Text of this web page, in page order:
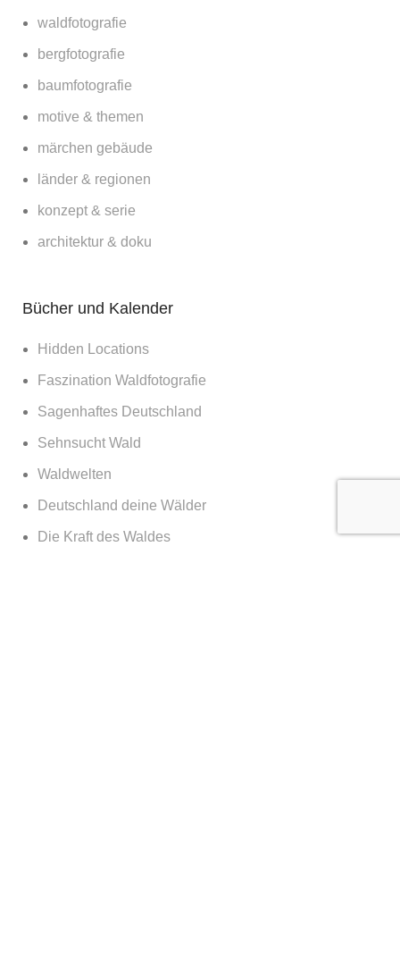
waldfotografie
bergfotografie
baumfotografie
motive & themen
märchen gebäude
länder & regionen
konzept & serie
architektur & doku
Bücher und Kalender
Hidden Locations
Faszination Waldfotografie
Sagenhaftes Deutschland
Sehnsucht Wald
Waldwelten
Deutschland deine Wälder
Die Kraft des Waldes